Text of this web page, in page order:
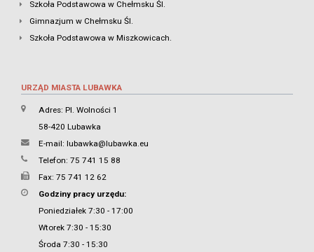
Szkoła Podstawowa w Chełmsku Śl.
Gimnazjum w Chełmsku Śl.
Szkoła Podstawowa w Miszkowicach.
URZĄD MIASTA LUBAWKA
Adres: Pl. Wolności 1
58-420 Lubawka
E-mail: lubawka@lubawka.eu
Telefon: 75 741 15 88
Fax: 75 741 12 62
Godziny pracy urzędu:
Poniedziałek 7:30 - 17:00
Wtorek 7:30 - 15:30
Środa 7:30 - 15:30